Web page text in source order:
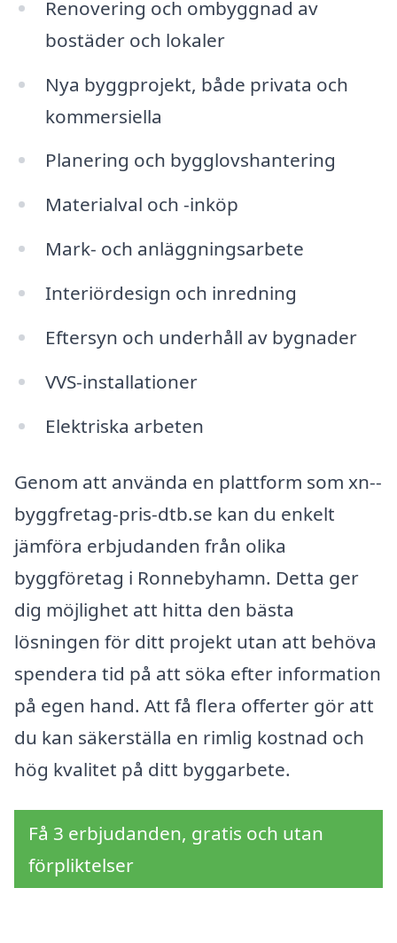
Renovering och ombyggnad av
bostäder och lokaler
Nya byggprojekt, både privata och
kommersiella
Planering och bygglovshantering
Materialval och -inköp
Mark- och anläggningsarbete
Interiördesign och inredning
Eftersyn och underhåll av bygnader
VVS-installationer
Elektriska arbeten
Genom att använda en plattform som xn--
byggfretag-pris-dtb.se kan du enkelt
jämföra erbjudanden från olika
byggföretag i Ronnebyhamn. Detta ger
dig möjlighet att hitta den bästa
lösningen för ditt projekt utan att behöva
spendera tid på att söka efter information
på egen hand. Att få flera offerter gör att
du kan säkerställa en rimlig kostnad och
hög kvalitet på ditt byggarbete.
Få 3 erbjudanden, gratis och utan
förpliktelser